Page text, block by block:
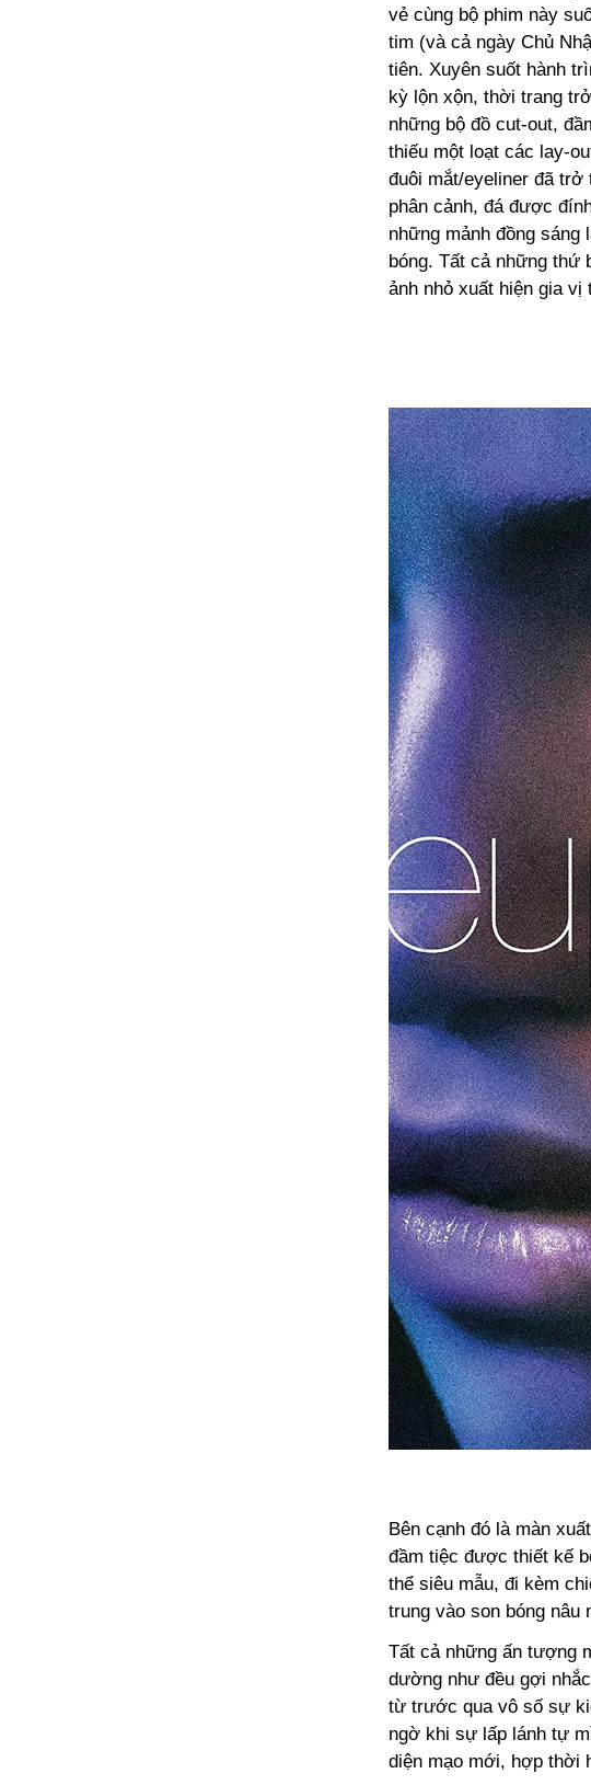
vẻ cùng bộ phim này
tim (và cả ngày Chủ
tiên. Xuyên suốt hành
kỳ lộn xộn, thời trang
những bộ đồ cut-out,
thiếu một loạt các lay-
đuôi mắt/eyeliner đã trở
phân cảnh, đá được
những mảnh đồng sáng
bóng. Tất cả những thứ
ảnh nhỏ xuất hiện gia vị
Bên cạnh đó là màn
đầm tiệc được thiết kế
thể siêu mẫu, đi kèm
trung vào son bóng nâu
Tất cả những ấn tượng
dường như đều gợi
từ trước qua vô số sự
ngờ khi sự lấp lánh tự
diện mạo mới, hợp thời